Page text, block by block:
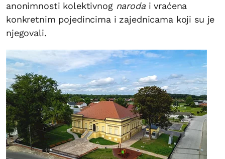
anonimnosti kolektivnog narodai vraćena
konkretnim pojedincima i zajednicama koji su je
njegovali.